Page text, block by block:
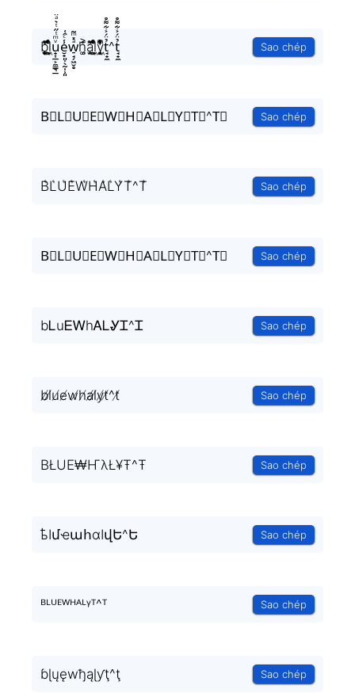
b͎̣̫͈̥̗͒͌̃͑̔̾ͅl͕͖͉̭̰ͬ̍ͤ͆̊ͨu̟͎̲͕̼̳͉̲ͮͫͭ̋ͭ͛ͣ̈e̮̟͈̣̖̰̩̹͈̾ͨ̑͑w̠̘̗͖̮̥ͣ̽ͫ͂h͚̖̜̍̃͐a̘̫͈̭͌͛͌̇̇̍l͕͖͉̭̰ͬ̍ͤ͆̊ͨy͉̝͖̻̯ͮ̒̂ͮ͋ͫͨt̘̟̼̉̈́͐͋͌̊^t̘̟̼̉̈́͐͋͌̊ Sao chép
B⃗L⃗U⃗E⃗W⃗H⃗A⃗L⃗Y⃗T⃗^T⃗ Sao chép
B͛L͛U͛E͛W͛H͛A͛L͛Y͛T͛^T͛ Sao chép
B⃒L⃒U⃒E⃒W⃒H⃒A⃒L⃒Y⃒T⃒^T⃒ Sao chép
bᏞuᎬᎳhᎪᏞᎽᏆ^Ꮖ Sao chép
b̸l̸u̸e̸w̸h̸a̸l̸y̸t̸^t̸ Sao chép
BŁUE₩ҤλŁ¥Ŧ^Ŧ Sao chép
ҍӀմҽահɑӀվԵ^Ե Sao chép
ᴮᴸᵁᴱᵂᴴᴬᴸᵞᵀ^ᵀ Sao chép
ɓɭųęwђąɭƴţ^ţ Sao chép